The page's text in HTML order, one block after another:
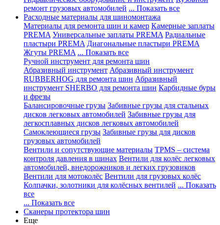
ремонт грузовых автомобилей ... Показать все
Расходные материалы для шиномонтажа
Материалы для ремонта шин и камер Камерные заплаты
PREMA Универсальные заплаты PREMA Радиальные
пластыри PREMA Диагональные пластыри PREMA
Жгуты PREMA ... Показать все
Ручной инструмент для ремонта шин
Абразивный инструмент Абразивный инструмент
RUBBERHOG для ремонта шин Абразивный
инструмент SHERBO для ремонта шин Карбидные буры
и фрезы
Балансировочные грузы Забивные грузы для стальных
дисков легковых автомобилей Забивные грузы для
легкосплавных дисков легковых автомобилей
Самоклеющиеся грузы Забивные грузы для дисков
грузовых автомобилей
Вентили и сопутствующие материалы TPMS – система
контроля давления в шинах Вентили для колёс легковых
автомобилей, внедорожников и легких грузовиков
Вентили для мотоколёс Вентили для грузовых колёс
Колпачки, золотники для колёсных вентилей ... Показать
все
... Показать все
Сканеры протектора шин
Еще